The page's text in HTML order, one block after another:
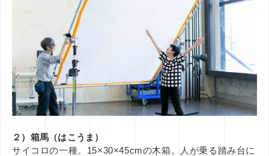
２）箱馬（はこうま）
サイコロの一種。15×30×45cmの木箱。人が乗る踏み台に